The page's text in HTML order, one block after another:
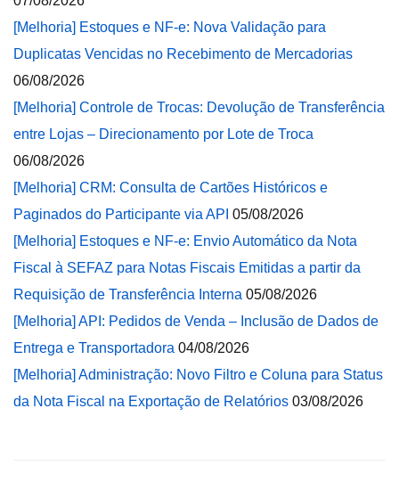
[Melhoria] Estoques e NF-e: Nova Validação para
Duplicatas Vencidas no Recebimento de Mercadorias
06/08/2026
[Melhoria] Controle de Trocas: Devolução de Transferência
entre Lojas – Direcionamento por Lote de Troca
06/08/2026
[Melhoria] CRM: Consulta de Cartões Históricos e
Paginados do Participante via API 05/08/2026
[Melhoria] Estoques e NF-e: Envio Automático da Nota
Fiscal à SEFAZ para Notas Fiscais Emitidas a partir da
Requisição de Transferência Interna 05/08/2026
[Melhoria] API: Pedidos de Venda – Inclusão de Dados de
Entrega e Transportadora 04/08/2026
[Melhoria] Administração: Novo Filtro e Coluna para Status
da Nota Fiscal na Exportação de Relatórios 03/08/2026